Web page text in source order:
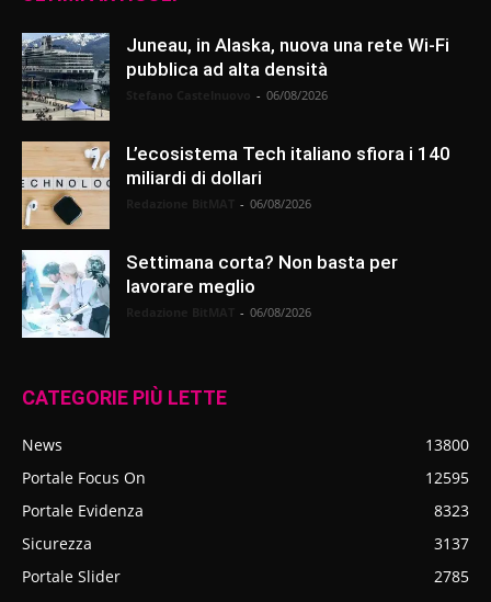
Juneau, in Alaska, nuova una rete Wi-Fi
pubblica ad alta densità
- 06/08/2026
L’ecosistema Tech italiano sfiora i 140
miliardi di dollari
- 06/08/2026
Settimana corta? Non basta per
lavorare meglio
- 06/08/2026
CATEGORIE PIÙ LETTE
News
13800
Portale Focus On
12595
Portale Evidenza
8323
Sicurezza
3137
Portale Slider
2785